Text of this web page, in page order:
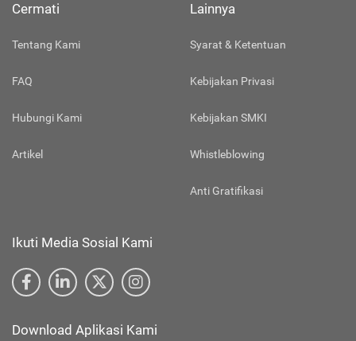
Cermati
Tentang Kami
FAQ
Hubungi Kami
Artikel
Lainnya
Syarat & Ketentuan
Kebijakan Privasi
Kebijakan SMKI
Whistleblowing
Anti Gratifikasi
Ikuti Media Sosial Kami
Download Aplikasi Kami